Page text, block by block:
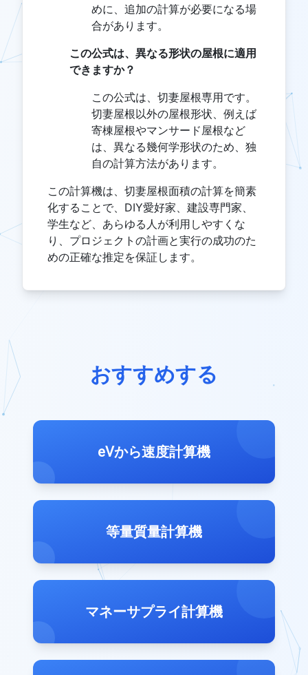
めに、追加の計算が必要になる場
合があります。
この公式は、異なる形状の屋根に適用
できますか？
この公式は、切妻屋根専用です。
切妻屋根以外の屋根形状、例えば
寄棟屋根やマンサード屋根など
は、異なる幾何学形状のため、独
自の計算方法があります。
この計算機は、切妻屋根面積の計算を簡素
化することで、DIY愛好家、建設専門家、
学生など、あらゆる人が利用しやすくな
り、プロジェクトの計画と実行の成功のた
めの正確な推定を保証します。
おすすめする
eVから速度計算機
等量質量計算機
マネーサプライ計算機